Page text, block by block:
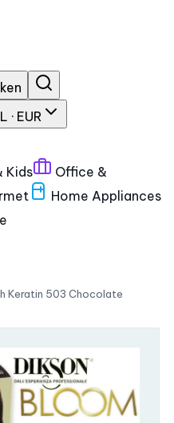
· EUR
Kids
Office &
Home Appliances
Keratin 503 Chocolate